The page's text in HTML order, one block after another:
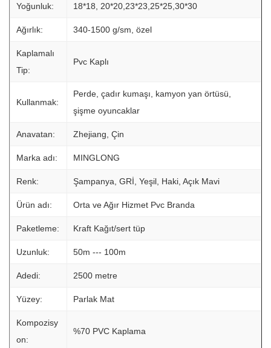
Yoğunluk: 18*18, 20*20,23*23,25*25,30*30
Ağırlık: 340-1500 g/sm, özel
Kaplamalı
Tip:
Pvc Kaplı
Kullanmak:
Perde, çadır kumaşı, kamyon yan örtüsü,
şişme oyuncaklar
Anavatan: Zhejiang, Çin
Marka adı: MINGLONG
Renk: Şampanya, GRİ, Yeşil, Haki, Açık Mavi
Ürün adı: Orta ve Ağır Hizmet Pvc Branda
Paketleme: Kraft Kağıt/sert tüp
Uzunluk: 50m --- 100m
Adedi: 2500 metre
Yüzey: Parlak Mat
Kompozisy
on:
%70 PVC Kaplama